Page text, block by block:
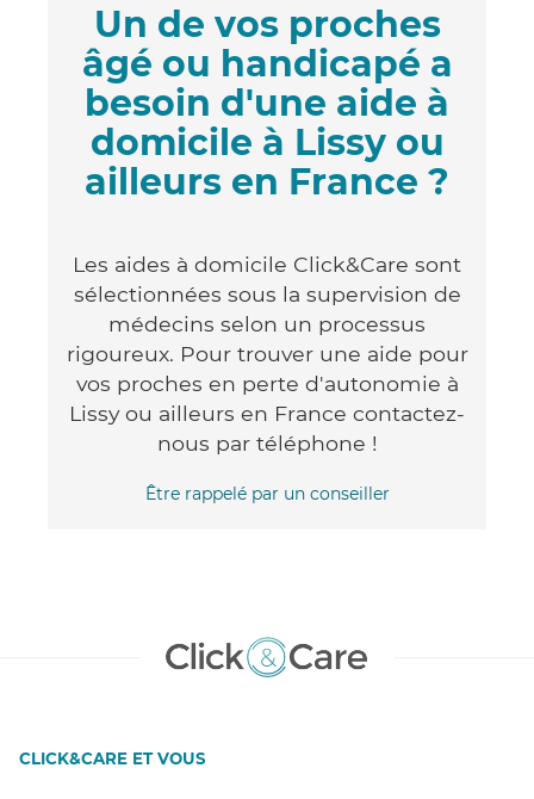
Un de vos proches
âgé ou handicapé a
besoin d'une aide à
domicile à Lissy ou
ailleurs en France ?
Les aides à domicile Click&Care sont
sélectionnées sous la supervision de
médecins selon un processus
rigoureux. Pour trouver une aide pour
vos proches en perte d'autonomie à
Lissy ou ailleurs en France contactez-
nous par téléphone !
Être rappelé par un conseiller
CLICK&CARE ET VOUS